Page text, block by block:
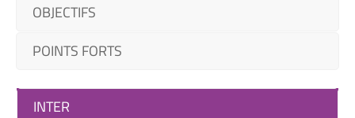
OBJECTIFS
POINTS FORTS
INTER